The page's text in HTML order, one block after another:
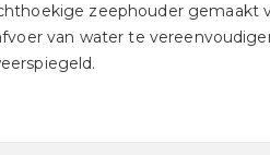
zeephouder
van water te